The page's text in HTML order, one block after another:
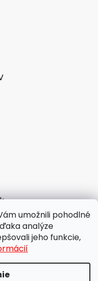
umožnili pohodlné
analýze
jeho funkcie,